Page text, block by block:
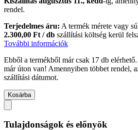
rendel.
Terjedelmes áru: A termék mérete vagy
2.300,00 Ft / db szállítási költség kerül
További információk
Ebből a termékből már csak 17 db
már úton van! Amennyiben többet rendel,
szállítási dátumot.
Kosárba
Tulajdonságok és előnyök